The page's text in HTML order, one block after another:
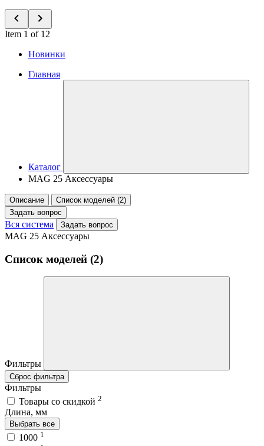
Item 1 of 12
Новинки
Главная
Каталог
MAG 25 Аксессуары
Описание
Список моделей (2)
Задать вопрос
Вся система Задать вопрос
MAG 25 Аксессуары
Список моделей (2)
Фильтры
Сброс фильтра
Фильтры
Товары со скидкой 2
Длина, мм
Выбрать все
1000 1